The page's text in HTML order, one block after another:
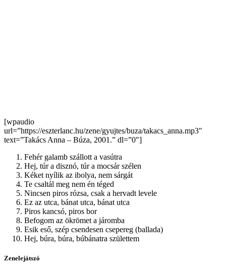
[wpaudio
url=”https://eszterlanc.hu/zene/gyujtes/buza/takacs_anna.mp3″
text=”Takács Anna – Búza, 2001.” dl=”0″]
Fehér galamb szállott a vasútra
Hej, túr a disznó, túr a mocsár szélen
Kéket nyílik az ibolya, nem sárgát
Te csaltál meg nem én téged
Nincsen piros rózsa, csak a hervadt levele
Ez az utca, bánat utca, bánat utca
Piros kancsó, piros bor
Befogom az ökrömet a járomba
Esik eső, szép csendesen csepereg (ballada)
Hej, búra, búra, búbánatra születtem
Zenelejátszó